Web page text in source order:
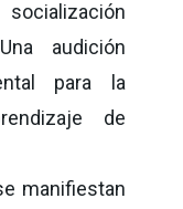
audición
para la
de
manifiestan